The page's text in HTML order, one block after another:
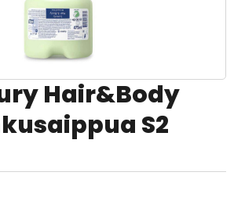
Hair&Body
S2